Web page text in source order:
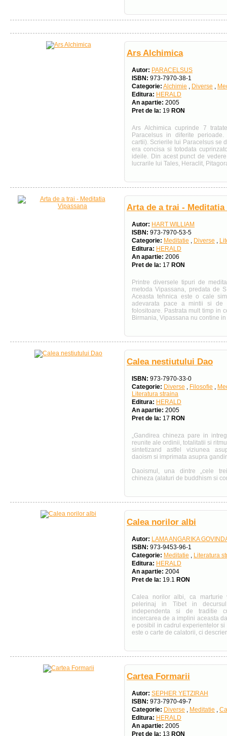
Ars Alchimica
Autor: PARACELSUS
ISBN: 973-7970-38-1
Categorie: Alchimie , Diverse ,
Editura: HERALD
An apartie: 2005
Pret de la: 19 RON
Ars Alchimica cuprinde 7
Paracelsus in diferite
cartii). Scrierile lui Paracelsus se
era concisa si totodata
ideile. Din acest punct de
lucrarile lui Tales, Heraclit,
Arta de a trai - Meditatia
Autor: HART WILLIAM
ISBN: 973-7970-53-5
Categorie: Meditatie , Diverse ,
Editura: HERALD
An apartie: 2006
Pret de la: 17 RON
Printre diversele tipuri de
metoda Vipassana, predata de
Aceasta tehnica este o cale
adevarata pace a mintii si de
folositoare. Pastrata mult timp in
Birmania, Vipassana nu contine
Calea nestiutului Dao
ISBN: 973-7970-33-0
Categorie: Diverse , Filosofie ,
Literatura straina
Editura: HERALD
An apartie: 2005
Pret de la: 17 RON
„Gandirea chineza pare in
reunite ale ordinii, totalitatii si
sintetizand astfel viziunea
daoism si imprimata asupra
Daoismul, una dintre „cele
chineza (alaturi de buddhism si
Calea norilor albi
Autor: LAMA ANGARIKA
ISBN: 973-9453-96-1
Categorie: Meditatie , Literatura
Editura: HERALD
An apartie: 2004
Pret de la: 19.1 RON
Calea norilor albi, ca
pelerinaj in Tibet in
independenta si de traditie
incercarea de a implini aceasta
e posibil in cadrul experientelor
este o carte de calatorii, ci
Cartea Formarii
Autor: SEPHER YETZIRAH
ISBN: 973-7970-49-7
Categorie: Diverse , Meditatie ,
Editura: HERALD
An apartie: 2005
Pret de la: 13 RON